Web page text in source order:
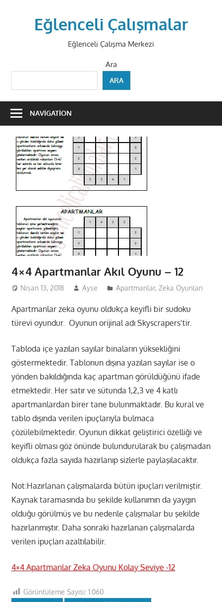
Eğlenceli Çalışmalar
Eğlenceli Çalışma Merkezi
Ara
ARA
NAVIGATION
4×4 Apartmanlar Akıl Oyunu – 12
Nisan 13, 2018 Ayse Apartmanlar, Zeka Oyunları
Apartmanlar zeka oyunu oldukça keyifli bir sudoku
türevi oyundur. Oyunun orijinal adı Skyscrapers’tir.
Tabloda içe yazılan sayılar binaların yüksekliğini
göstermektedir. Tablonun dışına yazılan sayılar ise o
yönden bakıldığında kaç apartman görüldüğünü ifade
etmektedir. Her satır ve sütunda 1,2,3 ve 4 katlı
apartmanlardan birer tane bulunmaktadır. Bu kural ve
tablo dışında verilen ipuçlarıyla bulmaca
çözülebilmektedir. Oyunun dikkat geliştirici özelliği ve
keyifli olması göz önünde bulundurularak bu çalışmadan
oldukça fazla sayıda hazırlanıp sizlerle paylaşılacaktır.
Not:Hazırlanan çalışmalarda bütün ipuçları verilmiştir.
Kaynak taramasında bu şekilde kullanımın da yaygın
olduğu görülmüş ve bu nedenle çalışmalar bu şekilde
hazırlanmıştır. Daha sonraki hazırlanan çalışmalarda
verilen ipuçları azaltılabilir.
4×4 Apartmanlar Zeka Oyunu Kolay Seviye -12
Görüntüleme Sayısı: 1.060